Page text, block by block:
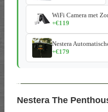
WiFi Camera met
+€119
Nestera
+€179
--
Nestera The